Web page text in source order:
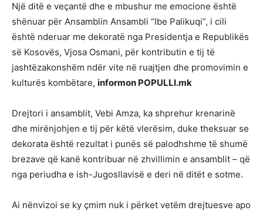
Një ditë e veçantë dhe e mbushur me emocione është
shënuar për Ansamblin Ansambli “Ibe Palikuqi”, i cili
është nderuar me dekoratë nga Presidentja e Republikës
së Kosovës, Vjosa Osmani, për kontributin e tij të
jashtëzakonshëm ndër vite në ruajtjen dhe promovimin e
kulturës kombëtare, informon POPULLI.mk
Drejtori i ansamblit, Vebi Amza, ka shprehur krenarinë
dhe mirënjohjen e tij për këtë vlerësim, duke theksuar se
dekorata është rezultat i punës së palodhshme të shumë
brezave që kanë kontribuar në zhvillimin e ansamblit – që
nga periudha e ish-Jugosllavisë e deri në ditët e sotme.
Ai nënvizoi se ky çmim nuk i përket vetëm drejtuesve apo